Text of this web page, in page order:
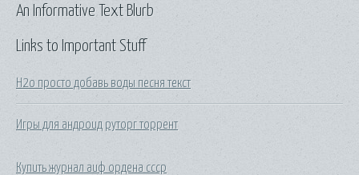
Links to Important Stuff
Н2о просто добавь воды песня текст
Игры для андроид руторг торрент
Купить журнал аиф ордена ссср
An Informative Text Blurb